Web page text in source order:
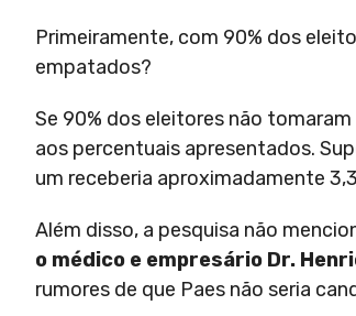
Primeiramente, com 90% dos
empatados?
Se 90% dos eleitores não
aos percentuais apresentados.
um receberia aproximadamente
Além disso, a pesquisa não
o médico e empresário Dr.
rumores de que Paes não seria